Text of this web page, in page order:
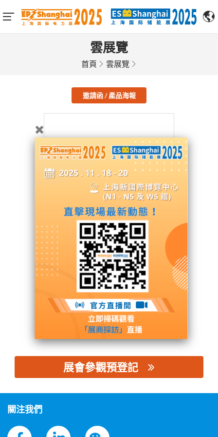
雲展覽
首頁 雲展覽
邀請函 / 產品海報
西美雷電氣（北京）有限公司
展台號: N3館 - N3S09
聯繫供應商
展會參觀預登記
關注我們